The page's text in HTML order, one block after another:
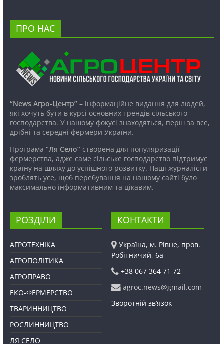
ПРО НАС
“News Агро-Центр”– інформаційне видання для людей,
які хочуть бути в курсі основних трендів сільського
господарства. У нашому фокусі знаходяться, перш за все,
дрібні та середні фермери України.
Програма “Ля Село”створена для популяризації
фермерства, адже саме сільське господарство підтримує
країну на шляху до успішного розвитку. Наші журналісти
зроблять усе, щоб перебування на нашому сайті було
максимально інформативним та цікавим.
РОЗДІЛИ
АГРОТЕХНІКА
АГРОПОЛІТИКА
АГРОПРАВО
ЕКО-ФЕРМЕРСТВО
ТВАРИННИЦТВО
РОСЛИННИЦТВО
ЛЯ СЕЛО
КОНТАКТИ
Україна, м. Рівне, пров.
Робітничий, 6а
+38 067 364 71 72
agroc.news@gmail.com
Зворотній зв’язок